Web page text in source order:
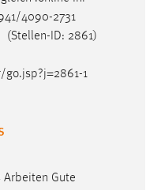
4090-2731
ID: 2861)
go.jsp?j=2861-1
Gute